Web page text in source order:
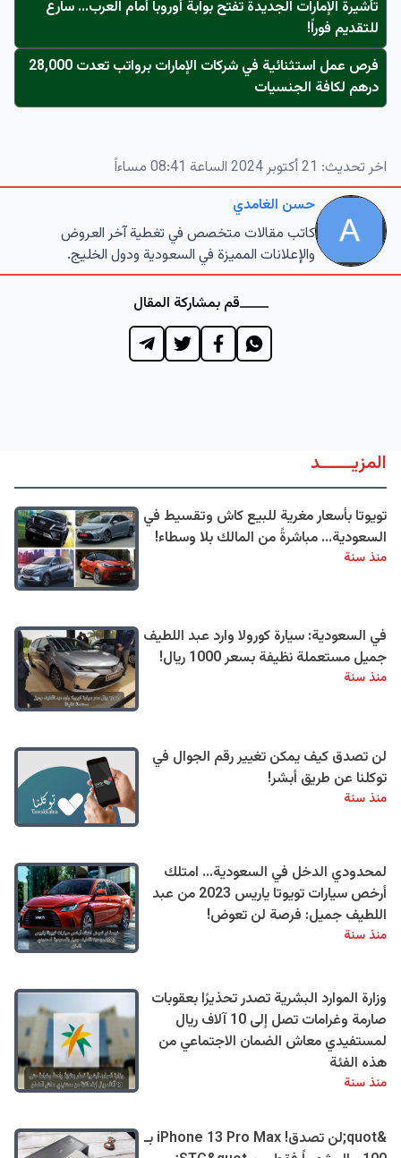
تأشيرة الإمارات الجديدة تفتح بوابة أوروبا أمام العرب... سارع
للتقديم فوراً!
فرص عمل استثنائية في شركات الإمارات برواتب تعدت 28,000
درهم لكافة الجنسيات
اخر تحديث: 21 أكتوبر 2024 الساعة 08:41 مساءاً
حسن الغامدي
كاتب مقالات متخصص في تغطية آخر العروض
والإعلانات المميزة في السعودية ودول الخليج.
قم بمشاركة المقال
المزيــــــد
تويوتا بأسعار مغرية للبيع كاش وتقسيط في
السعودية... مباشرةً من المالك بلا وسطاء!
منذ سنة
في السعودية: سيارة كورولا وارد عبد اللطيف
جميل مستعملة نظيفة بسعر 1000 ريال!
منذ سنة
لن تصدق كيف يمكن تغيير رقم الجوال في
توكلنا عن طريق أبشر!
منذ سنة
لمحدودي الدخل في السعودية... امتلك
أرخص سيارات تويوتا ياريس 2023 من عبد
اللطيف جميل: فرصة لن تعوض!
منذ سنة
وزارة الموارد البشرية تصدر تحذيرًا بعقوبات
صارمة وغرامات تصل إلى 10 آلاف ريال
لمستفيدي معاش الضمان الاجتماعي من
هذه الفئة
منذ سنة
&quot;لن تصدق! iPhone 13 Pro Max بـ